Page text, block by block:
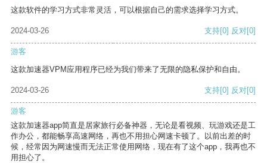
这款软件的学习方式非常灵活，可以根据自己的需求选择学习方式。
2024-03-26 支持[0] 反对[0]
游客
这款加速器VPM应用程序已经为我们带来了无限的隐私保护和自由。
2024-03-26 支持[0] 反对[0]
游客
这款加速器app简直是居家旅行必备神器，无论是看视频、玩游戏还是工
作办公，都能畅享高速网络，再也不用担心网速卡顿了。以前出差的时
候，经常因为网速慢而无法正常使用网络，现在有了这个app，我再也不
用担心了。